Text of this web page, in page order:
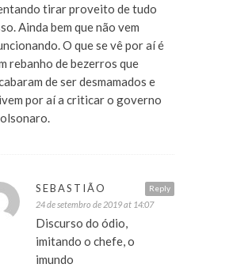
tirar proveito de tudo
Ainda bem que não vem
O que se vê por aí é
rebanho de bezerros que
de ser desmamados e
por aí a criticar o governo
Reply
SEBASTIÃO
24 de setembro de 2019 at 14:07
Discurso do ódio,
imitando o chefe, o
imundo